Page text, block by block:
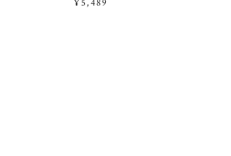
¥5,489